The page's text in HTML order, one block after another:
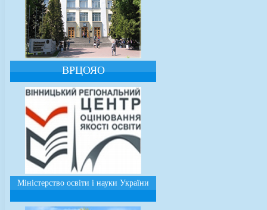
ВРЦОЯО
Міністерство освіти і науки України